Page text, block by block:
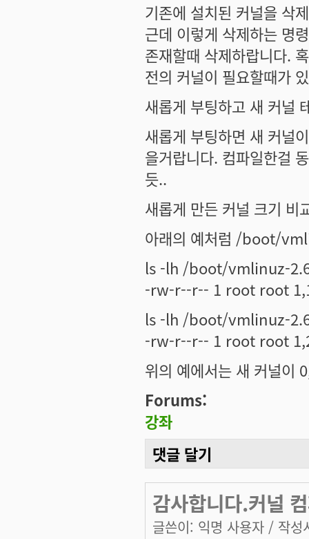
기존에 설치된 커널을 삭
근데 이렇게 삭제하는 명
존재할때 삭제하랍니다.
전의 커널이 필요할때가
새롭게 부팅하고 새 커널
새롭게 부팅하면 새 커널
을거랍니다. 컴파일한걸
듯..
새롭게 만든 커널 크기 비
아래의 예처럼 /boot/
ls -lh /boot/vmlinuz-
-rw-r--r-- 1 root root
ls -lh /boot/vmlinuz-
-rw-r--r-- 1 root root
위의 예에서는 새 커널이
Forums:
강좌
댓글 달기
감사합니다.커널
글쓴이: 익명 사용자 / 작성